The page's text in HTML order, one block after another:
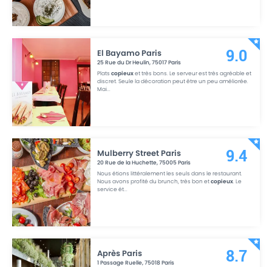
El Bayamo Paris
25 Rue du Dr Heulin,75017Paris
Platscopieuxet très bons. Le serveur est très agréable et
discret. Seule la décoration peut être un peu améliorée.
Mai...
9.0
Mulberry Street Paris
20 Rue de la Huchette,75005Paris
Nous étions littéralement les seuls dans le restaurant.
Nous avons profité du brunch, très bon etcopieux. Le
service ét...
9.4
Après Paris
1 Passage Ruelle,75018 Paris
8.7